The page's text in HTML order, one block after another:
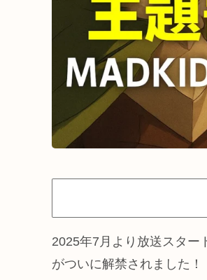
2025年7月より放送スター
がついに解禁されました！